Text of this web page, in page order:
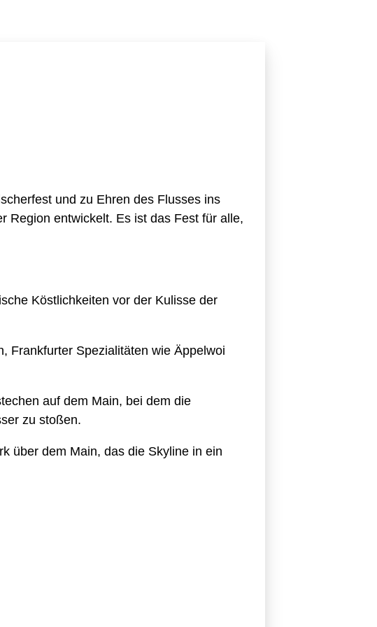
und zu Ehren des Flusses ins
Region entwickelt. Es ist das Fest für alle,
Köstlichkeiten vor der Kulisse der
Frankfurter Spezialitäten wie Äppelwoi
auf dem Main, bei dem die
zu stoßen.
über dem Main, das die Skyline in ein